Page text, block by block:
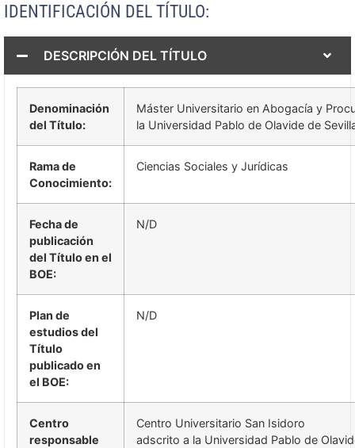
IDENTIFICACIÓN DEL TÍTULO:
DESCRIPCIÓN DEL TÍTULO
Denominación
del Título:
Máster Universitario en Abogacía y
la Universidad Pablo de Olavide de
Rama de
Conocimiento:
Ciencias Sociales y Jurídicas
Fecha de
publicación
del Título en el
BOE:
N/D
Plan de
estudios del
Título
publicado en
el BOE:
N/D
Centro
responsable
Centro Universitario San Isidoro
adscrito a la Universidad Pablo de